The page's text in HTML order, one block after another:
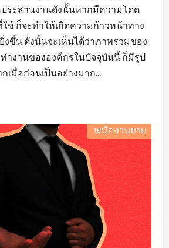
ประสานงานดังนั้นหากมีความโดด
ช้ ก็จะทำให้เกิดความก้าวหน้าทาง
ขึ้น ดังนั้นจะเห็นได้ว่าภาพรวมของ
ำงานขององค์กรในปัจจุบันนี้ ก็มีรูป
เมื่อก่อนเป็นอย่างมาก...